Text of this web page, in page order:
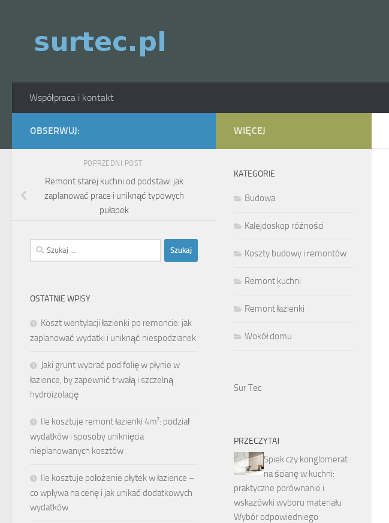
Współpraca i kontakt
OBSERWUJ:
POPRZEDNI POST
Remont starej kuchni od podstaw: jak
zaplanować prace i uniknąć typowych
pułapek
Szukaj:
OSTATNIE WPISY
Koszt wentylacji łazienki po remoncie: jak
zaplanować wydatki i uniknąć niespodzianek
Jaki grunt wybrać pod folię w płynie w
łazience, by zapewnić trwałą i szczelną
hydroizolację
Ile kosztuje remont łazienki 4m²: podział
wydatków i sposoby uniknięcia
nieplanowanych kosztów
Ile kosztuje położenie płytek w łazience –
co wpływa na cenę i jak unikać dodatkowych
wydatków
WIĘCEJ
KATEGORIE
Budowa
Kalejdoskop różności
Koszty budowy i remontów
Remont kuchni
Remont łazienki
Wokół domu
Sur Tec
PRZECZYTAJ
Spiek czy konglomerat
na ścianę w kuchni:
praktyczne porównanie i
wskazówki wyboru materiału
Wybór odpowiedniego